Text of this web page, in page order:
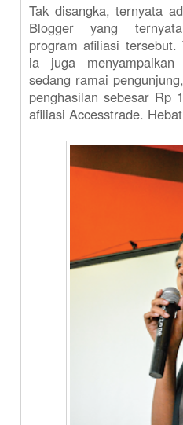
Tak disangka, ternyata
Blogger yang
program afiliasi tersebut.
ia juga
sedang ramai
penghasilan sebesar Rp
afiliasi Accesstrade.